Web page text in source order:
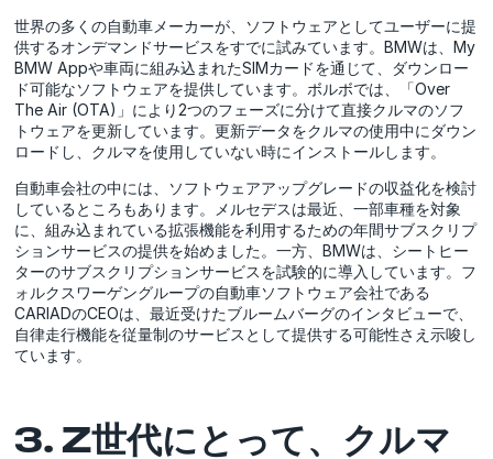
世界の多くの自動車メーカーが、ソフトウェアとしてユーザーに提
供するオンデマンドサービスをすでに試みています。BMWは、My
BMW Appや車両に組み込まれたSIMカードを通じて、ダウンロー
ド可能なソフトウェアを提供しています。ボルボでは、「Over
The Air (OTA)」により2つのフェーズに分けて直接クルマのソフ
トウェアを更新しています。更新データをクルマの使用中にダウン
ロードし、クルマを使用していない時にインストールします。
自動車会社の中には、ソフトウェアアップグレードの収益化を検討
しているところもあります。メルセデスは最近、一部車種を対象
に、組み込まれている拡張機能を利用するための年間サブスクリプ
ションサービスの提供を始めました。一方、BMWは、シートヒー
ターのサブスクリプションサービスを試験的に導入しています。フ
ォルクスワーゲングループの自動車ソフトウェア会社である
CARIADのCEOは、最近受けたブルームバーグのインタビューで、
自律走行機能を従量制のサービスとして提供する可能性さえ示唆し
ています。
3. Z世代にとって、クルマ